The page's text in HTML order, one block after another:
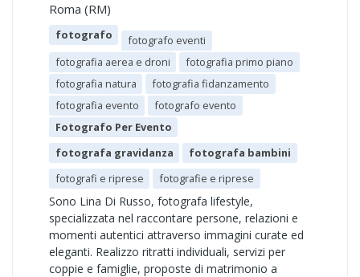
Roma (RM)
fotografo
fotografo eventi
fotografia aerea e droni
fotografia primo piano
fotografia natura
fotografia fidanzamento
fotografia evento
fotografo evento
Fotografo Per Evento
fotografa gravidanza
fotografa bambini
fotografi e riprese
fotografie e riprese
Sono Lina Di Russo, fotografa lifestyle,
specializzata nel raccontare persone, relazioni e
momenti autentici attraverso immagini curate ed
eleganti. Realizzo ritratti individuali, servizi per
coppie e famiglie, proposte di matrimonio a